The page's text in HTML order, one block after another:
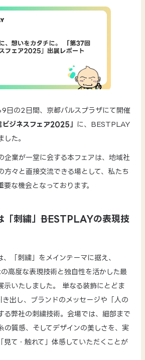
日の2日間、京都パルスプラザにて開催
ビジネスフェア2025」 に、BESTPLAY
た。
企業が一堂に会する本フェアは、地域社
方々と直接交流できる場として、私たち
な機会となっております。
「刺繍」──BESTPLAYの表現技
「刺繍」をメインテーマに据え、
高度な表現技術と独自性を活かした最
示いたしました。 単なる装飾にとどま
き出し、ブランドのメッセージや「人の
る弊社の刺繍技術。会場では、細部まで
の質感、そしてデザインの美しさを、実
見て・触れて」体感していただくことが